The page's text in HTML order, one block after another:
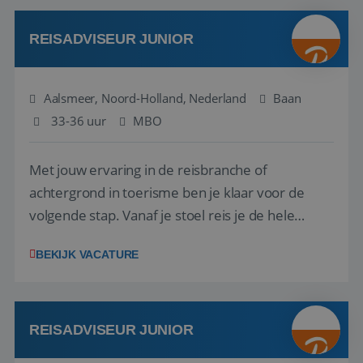
werken: of het nu gaat om vragen ...
REISADVISEUR JUNIOR
Aalsmeer, Noord-Holland, Nederland
Baan
33-36 uur
MBO
Met jouw ervaring in de reisbranche of
achtergrond in toerisme ben je klaar voor de
volgende stap. Vanaf je stoel reis je de hele
wensen van je team, je klant en wat er in de
klanten te overtuigen om die droomreis te
boeken! ...
BEKIJK VACATURE
REISADVISEUR JUNIOR